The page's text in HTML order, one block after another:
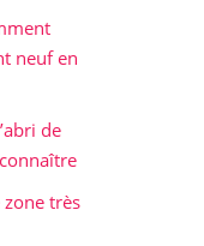
neuf en
de
zone très